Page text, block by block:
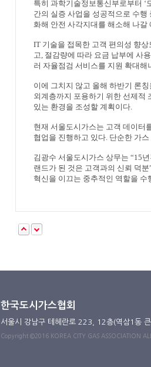
특히 과학기술정보통신부로부터 ‘
간의 실증 사업을 성공적으로 수행
화해 안전 사각지대를 해소해 나갈
IT 기술을 접목한 고객 편의성 향
고, 절감량에 따라 요금 납부에 사
러 자율점검 서비스를 지원 확대해
이에 그치지 않고 올해 하반기 론칭
외계층까지 포용하기 위한 선제적
있는 환경을 조성할 계획이다.
현재 서울도시가스는 고객 데이터
협업을 진행하고 있다. 단순한 가
김광수 서울도시가스 상무는 “15
랜드가 된 것은 고객과의 신뢰 덕분
혁신을 이끄는 중추적인 역할을 수
한국도시가스협회
서울시 강남구 테헤란로 223, 12층(역삼1동
Copyright ©2016 KOREA CITY GAS ASSOCIATION